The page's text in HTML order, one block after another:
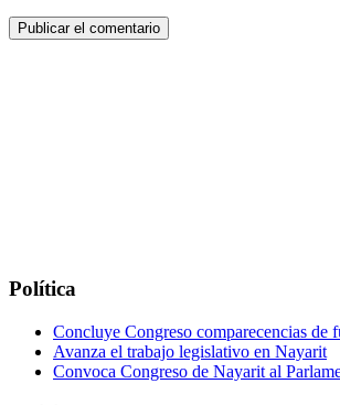
Política
Concluye Congreso comparecencias de
Avanza el trabajo legislativo en Nayarit
Convoca Congreso de Nayarit al